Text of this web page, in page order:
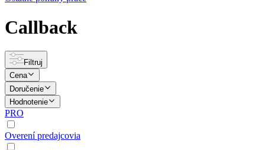
Callback
Filtruj
Cena
Doručenie
Hodnotenie
PRO
Overení predajcovia